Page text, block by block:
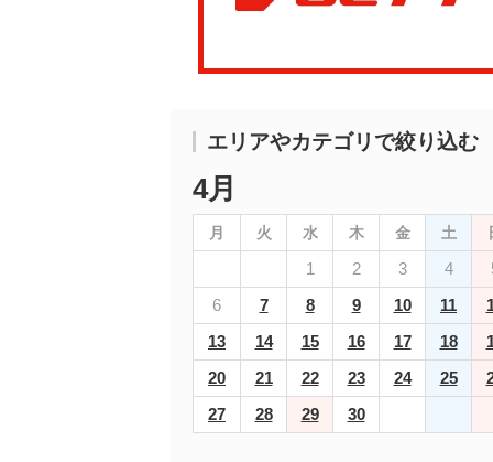
エリアやカテゴリで絞り込む
4月
月 火 水 木 金 土
1 2 3 4
6
7 8 9 10 11
13
14 15 16 17 18
20
21 22 23 24 25
27
28 29 30